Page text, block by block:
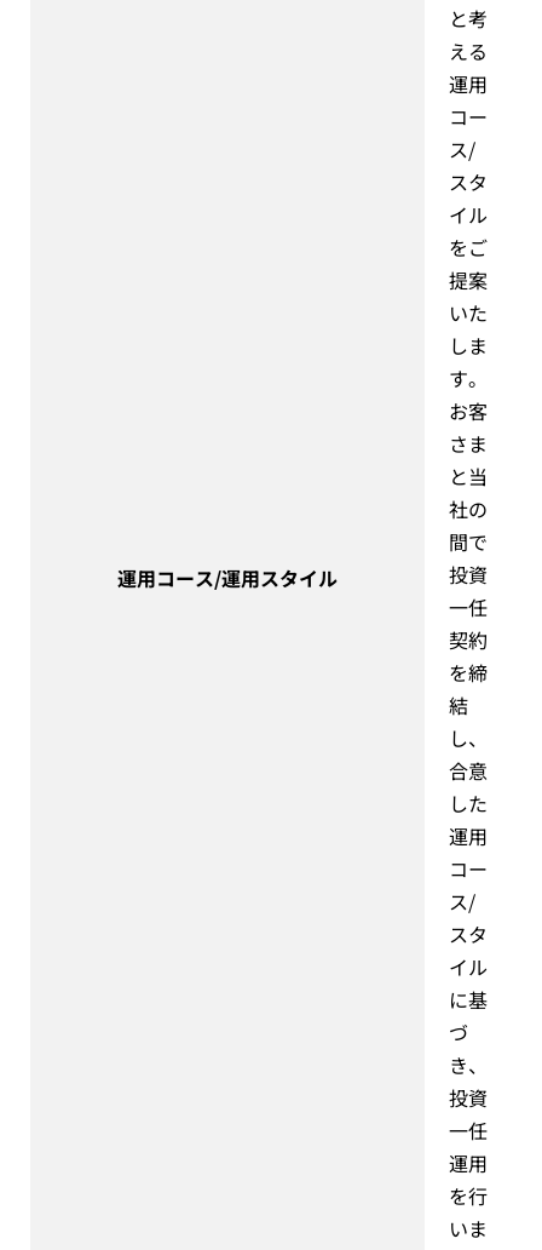
運用コース/運用スタイル
と考
える
運用
コー
ス/
スタ
イル
をご
提案
いた
しま
す。
お客
さま
と当
社の
間で
投資
一任
契約
を締
結
し、
合意
した
運用
コー
ス/
スタ
イル
に基
づ
き、
投資
一任
運用
を行
いま